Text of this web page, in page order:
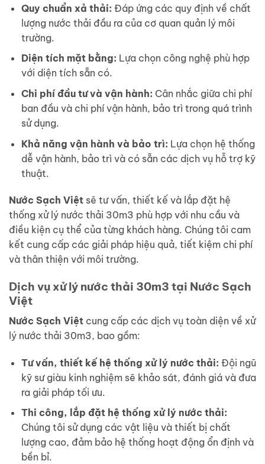
Quy chuẩn xả thải: Đáp ứng các quy định về chất
lượng nước thải đầu ra của cơ quan quản lý môi
trường.
Diện tích mặt bằng: Lựa chọn công nghệ phù hợp
với diện tích sẵn có.
Chi phí đầu tư và vận hành: Cân nhắc giữa chi phí
ban đầu và chi phí vận hành, bảo trì trong quá trình
sử dụng.
Khả năng vận hành và bảo trì: Lựa chọn hệ thống
dễ vận hành, bảo trì và có sẵn các dịch vụ hỗ trợ kỹ
thuật.
Nước Sạch Việt sẽ tư vấn, thiết kế và lắp đặt hệ
thống xử lý nước thải 30m3 phù hợp với nhu cầu và
điều kiện cụ thể của từng khách hàng. Chúng tôi cam
kết cung cấp các giải pháp hiệu quả, tiết kiệm chi phí
và thân thiện với môi trường.
Dịch vụ xử lý nước thải 30m3 tại Nước Sạch
Việt
Nước Sạch Việt cung cấp các dịch vụ toàn diện về xử
lý nước thải 30m3, bao gồm:
Tư vấn, thiết kế hệ thống xử lý nước thải: Đội ngũ
kỹ sư giàu kinh nghiệm sẽ khảo sát, đánh giá và đưa
ra giải pháp tối ưu.
Thi công, lắp đặt hệ thống xử lý nước thải:
Chúng tôi sử dụng các vật liệu và thiết bị chất
lượng cao, đảm bảo hệ thống hoạt động ổn định và
bền bỉ.